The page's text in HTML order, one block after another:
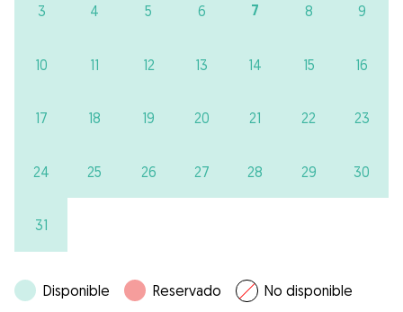
3 4 5 6 7 8 9
10 11 12 13 14 15 16
17 18 19 20 21 22 23
24 25 26 27 28 29 30
31
Disponible Reservado No disponible